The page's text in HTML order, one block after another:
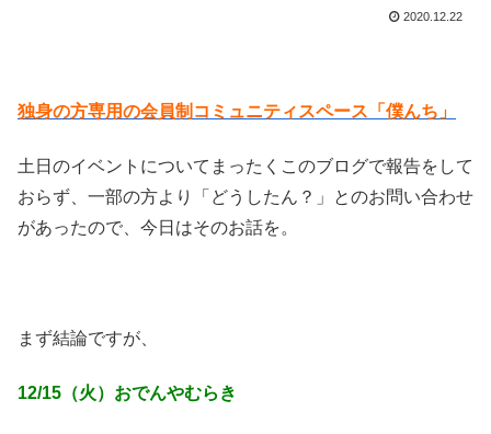
2020.12.22
独身の方専用の会員制コミュニティスペース「僕んち」
土日のイベントについてまったくこのブログで報告をして
おらず、一部の方より「どうしたん？」とのお問い合わせ
があったので、今日はそのお話を。
まず結論ですが、
12/15（火）おでんやむらき